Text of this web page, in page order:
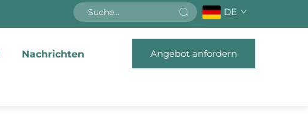
DE
Nachrichten Angebot anfordern